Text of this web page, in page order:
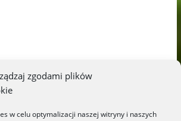
zgodami plików
w celu optymalizacji naszej witryny i naszych